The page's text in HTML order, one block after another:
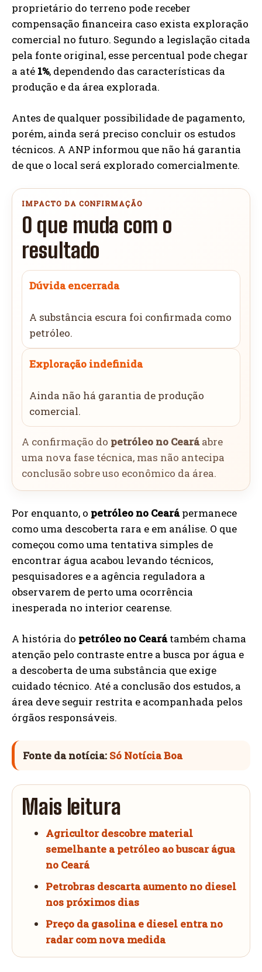
proprietário do terreno pode receber
compensação financeira caso exista exploração
comercial no futuro. Segundo a legislação citada
pela fonte original, esse percentual pode chegar
a até 1%, dependendo das características da
produção e da área explorada.
Antes de qualquer possibilidade de pagamento,
porém, ainda será preciso concluir os estudos
técnicos. A ANP informou que não há garantia
de que o local será explorado comercialmente.
IMPACTO DA CONFIRMAÇÃO
O que muda com o
resultado
Dúvida encerrada
A substância escura foi confirmada como
petróleo.
Exploração indefinida
Ainda não há garantia de produção
comercial.
A confirmação do petróleo no Cearáabre
uma nova fase técnica, mas não antecipa
conclusão sobre uso econômico da área.
Por enquanto, o petróleo no Cearápermanece
como uma descoberta rara e em análise. O que
começou como uma tentativa simples de
encontrar água acabou levando técnicos,
pesquisadores e a agência reguladora a
observarem de perto uma ocorrência
inesperada no interior cearense.
A história do petróleo no Cearátambém chama
atenção pelo contraste entre a busca por água e
a descoberta de uma substância que exige
cuidado técnico. Até a conclusão dos estudos, a
área deve seguir restrita e acompanhada pelos
órgãos responsáveis.
Fonte da notícia: Só Notícia Boa
Mais leitura
Agricultor descobre material
semelhante a petróleo ao buscar água
no Ceará
Petrobras descarta aumento no diesel
nos próximos dias
Preço da gasolina e diesel entra no
radar com nova medida